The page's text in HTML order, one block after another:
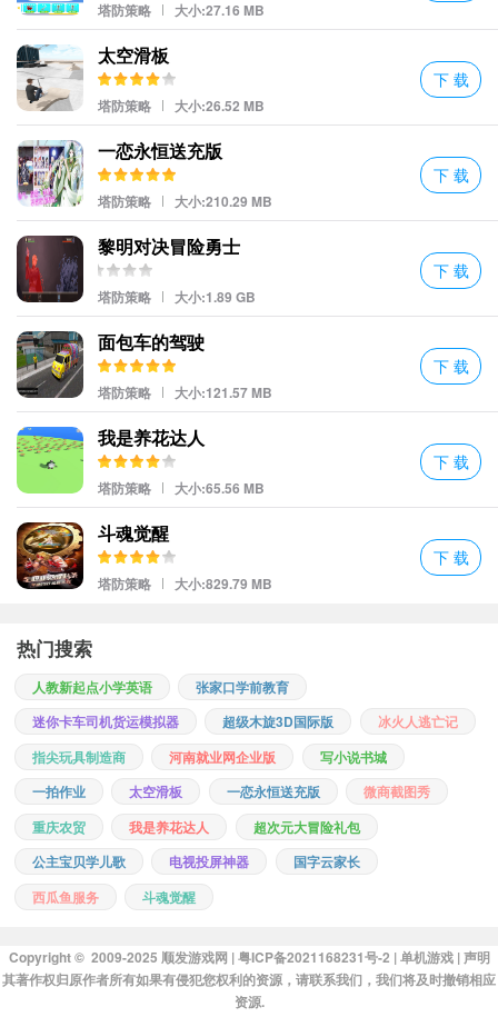
剧情方面嘛，《前进吧机甲勇士》倒是挺有创意的。故事讲述了一
群勇敢的机甲战士为了保护地球不受外星生物侵害而展开的一系列
冒险。听起来挺热血沸腾的对吧？但实际上，整个过程更像是看了
一部低成本科幻电影：特效一般、台词尴尬、转折生硬……但不得
不承认，在某些瞬间，它还是能成功地勾起你内心深处那份对于英
雄主义的向往之情。
接下来聊聊游戏里那些让人哭笑不得的设计。比如其中有个关卡要
战，结果发现只要不停地原地转圈就能轻松过关。我当时就震惊
隐藏任务，结果奖励竟然是让我去收集50颗星星——拜托，我们这
儿可是战场啊大哥！
塔防策略 大小:27.16 MB
太空滑板
塔防策略 大小:26.52 MB
下 载
一恋永恒送充版
塔防策略 大小:210.29 MB
下 载
黎明对决冒险勇士
塔防策略 大小:1.89 GB
下 载
面包车的驾驶
塔防策略 大小:121.57 MB
下 载
我是养花达人
塔防策略 大小:65.56 MB
下 载
斗魂觉醒
塔防策略 大小:829.79 MB
下 载
热门搜索
人教新起点小学英语
张家口学前教育
迷你卡车司机货运模拟器
超级木旋3D国际版
冰火人逃亡记
指尖玩具制造商
河南就业网企业版
写小说书城
一拍作业
太空滑板 一恋永恒送充版
微商截图秀
重庆农贸
我是养花达人
超次元大冒险礼包
公主宝贝学儿歌
电视投屏神器
国字云家长
西瓜鱼服务
斗魂觉醒
Copyright © 2009-2025 顺发游戏网 | 粤ICP备2021168231号-2 |单机游戏|声明
其著作权归原作者所有如果有侵犯您权利的资源，请联系我们，我们将及时撤销相应
资源.